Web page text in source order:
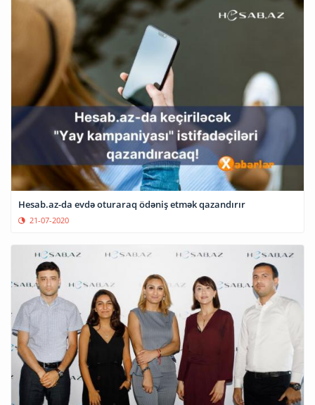
Hesab.az-da evdə oturaraq ödəniş etmək qazandırır
21-07-2020